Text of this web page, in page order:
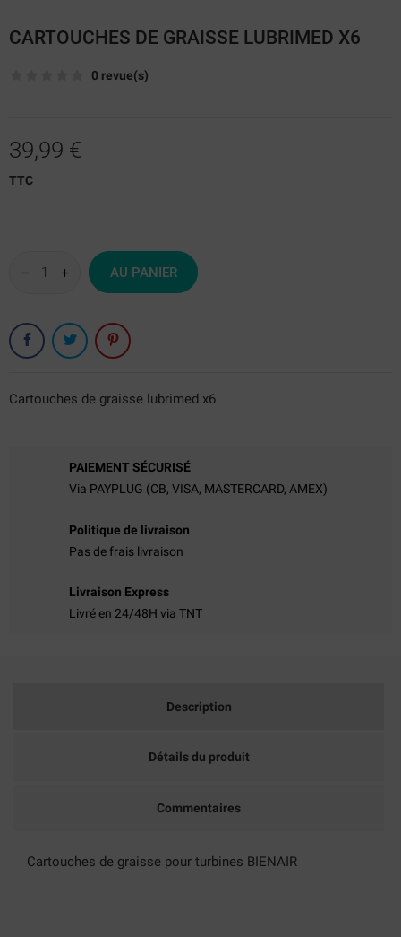
CARTOUCHES DE GRAISSE LUBRIMED X6
0 revue(s)
39,99 €
TTC
AU PANIER
Cartouches de graisse lubrimed x6
PAIEMENT SÉCURISÉ
Via PAYPLUG (CB, VISA, MASTERCARD, AMEX)
Politique de livraison
Pas de frais livraison
Livraison Express
Livré en 24/48H via TNT
Description
Détails du produit
Commentaires
Cartouches de graisse pour turbines BIENAIR
((TITLE))
((LABEL))
CONNEXION
VOUS DEVEZ ÊTRE CONNECTÉ POUR AJOUTER DES
PRODUITS À VOTRE LISTE D'ENVIES.